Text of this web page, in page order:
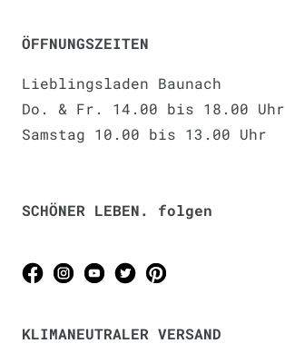
ÖFFNUNGSZEITEN
Lieblingsladen Baunach
Do. & Fr. 14.00 bis 18.00 Uhr
Samstag 10.00 bis 13.00 Uhr
SCHÖNER LEBEN. folgen
KLIMANEUTRALER VERSAND